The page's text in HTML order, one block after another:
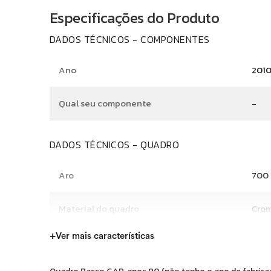
Especificações do Produto
DADOS TÉCNICOS - COMPONENTES
Ano 2010
Qual seu componente -
DADOS TÉCNICOS - QUADRO
Aro 700
Material do quadro
Modalidade
+Ver mais características